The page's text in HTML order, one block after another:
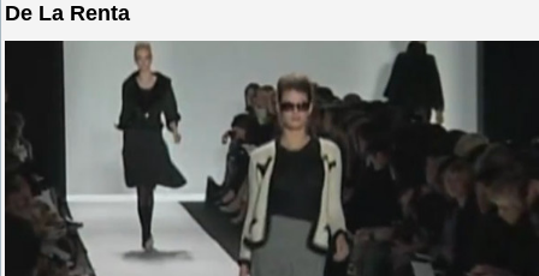
De La Renta